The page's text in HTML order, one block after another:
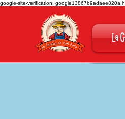
google-site-verification:
La